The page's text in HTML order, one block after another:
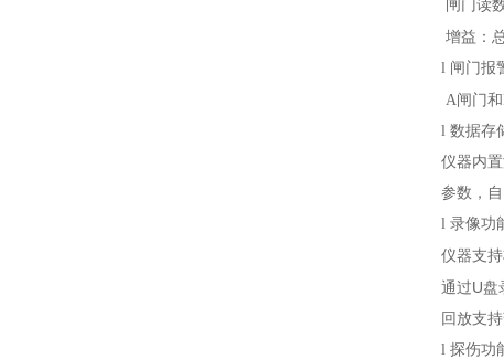
闸门读
增益：
l 闸门报
A闸门和
l 数据存
仪器内
参数，
l 录像功
仪器支
通过U盘
回放支
l 探伤功